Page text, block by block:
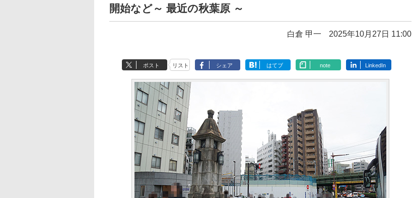
開始など～ 最近の秋葉原 ～
白倉 甲一 2025年10月27日 11:00
ポスト リスト シェア はてブ note LinkedIn